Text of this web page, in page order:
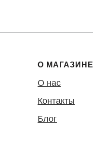
О МАГАЗИНЕ
О нас
Контакты
Блог